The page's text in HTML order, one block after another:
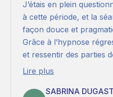
J’étais en plein
à cette période, et la
façon douce et
Grâce à l’hypnose
et ressentir des parties
Lire plus
SABRINA DUGAST